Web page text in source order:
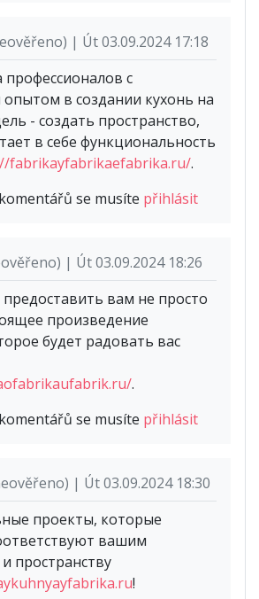
| Út 03.09.2024 17:18
с
в создании кухонь на
- создать пространство,
в себе функциональность
fabrikayfabrikaefabrika.ru/.
se musíte přihlásit
| Út 03.09.2024 18:26
вам не просто
произведение
будет радовать вас
.
se musíte přihlásit
| Út 03.09.2024 18:30
проекты, которые
вашим
пространству
!